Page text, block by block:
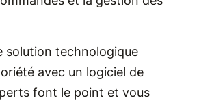
solution technologique
avec un logiciel de
font le point et vous